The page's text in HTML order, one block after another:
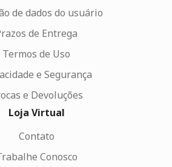
de dados do usuário
de Entrega
Termos de Uso
e Segurança
e Devoluções
Loja Virtual
Contato
Conosco